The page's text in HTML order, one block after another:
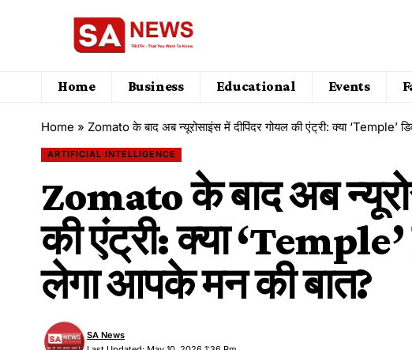
Home Business Educational Events
Home » Zomato के बाद अब न्यूरोसाइंस में दीपिंदर गोयल की एंट्री: क्या ‘Temple’
ARTIFICIAL INTELLIGENCE
Zomato के बाद अब
की एंट्री: क्या
लेगा आपके मन की बात?
SA News